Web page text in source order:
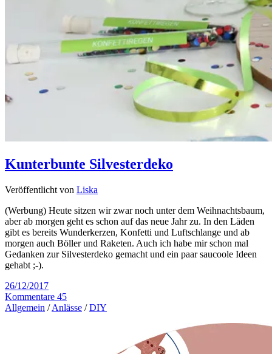
Kunterbunte Silvesterdeko
Veröffentlicht von Liska
(Werbung) Heute sitzen wir zwar noch unter dem Weihnachtsbaum,
aber ab morgen geht es schon auf das neue Jahr zu. In den Läden
gibt es bereits Wunderkerzen, Konfetti und Luftschlange und ab
morgen auch Böller und Raketen. Auch ich habe mir schon mal
Gedanken zur Silvesterdeko gemacht und ein paar saucoole Ideen
gehabt ;-).
26/12/2017
Kommentare 45
Allgemein /Anlässe /DIY